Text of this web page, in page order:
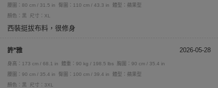
腰圍：80 cm / 31.5 in
臀圍：110 cm / 43.3 in
體型：蘋果型
顏色：黑
尺寸：XL
西裝挺拔布料，很修身
許*雅 2026-05-28
身高：173 cm / 68.1 in 體重：90 kg / 198.5 lbs
胸圍：90 cm / 35.4 in
腰圍：90 cm / 35.4 in
臀圍：100 cm / 39.4 in
體型：蘋果型
顏色：黑
尺寸：3XL